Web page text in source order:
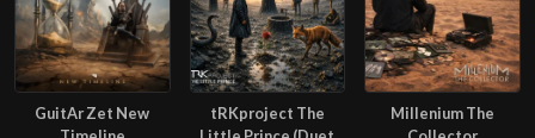
GuitAr Zet New
tRKproject The
Millenium The